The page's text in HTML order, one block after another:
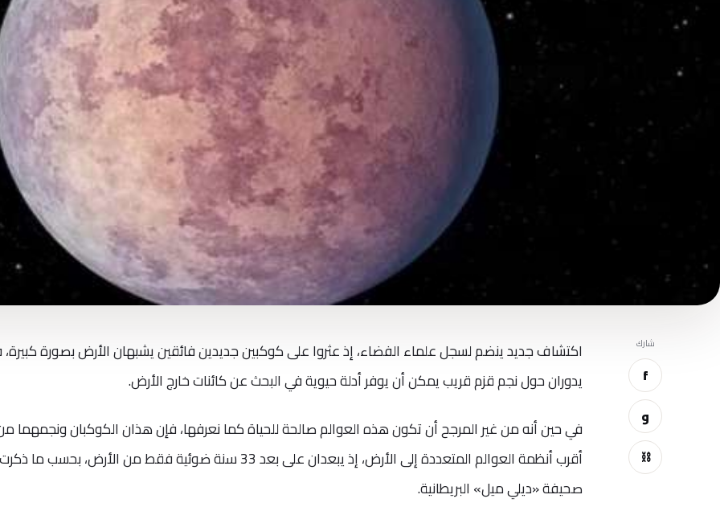
شارك
f
و
⛓
اكتشاف جديد ينضم لسجل علماء الفضاء، إذ عثروا على كوكبين جديدين فائقين يشبهان الأرض بصورة
يدوران حول نجم قزم قريب يمكن أن يوفر أدلة حيوية في البحث عن كائنات خارج الأرض.
في حين أنه من غير المرجح أن تكون هذه العوالم صالحة للحياة كما نعرفها، فإن هذان الكوكبان ونجمهما
أقرب أنظمة العوالم المتعددة إلى الأرض، إذ يبعدان على بعد 33 سنة ضوئية فقط من الأرض، بحسب ما ذكرت
صحيفة «ديلي ميل» البريطانية.